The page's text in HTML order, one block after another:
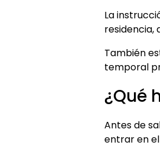
La
residencia,
También
temporal
¿Qué
Antes de
entrar en